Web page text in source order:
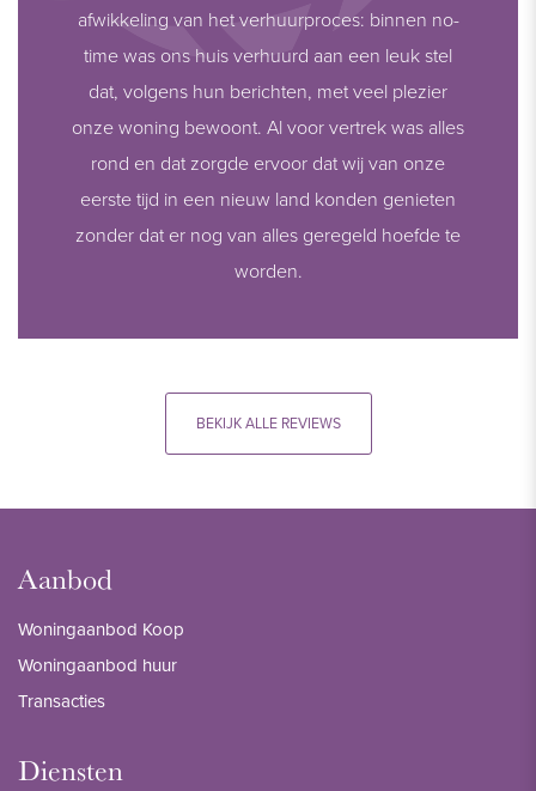
afwikkeling van het verhuurproces: binnen no-
time was ons huis verhuurd aan een leuk stel
dat, volgens hun berichten, met veel plezier
onze woning bewoont. Al voor vertrek was alles
rond en dat zorgde ervoor dat wij van onze
eerste tijd in een nieuw land konden genieten
zonder dat er nog van alles geregeld hoefde te
worden.
BEKIJK ALLE REVIEWS
Aanbod
Woningaanbod Koop
Woningaanbod huur
Transacties
Diensten